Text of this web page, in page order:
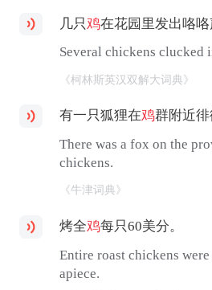
几只 鸡在花园里发出咯咯
Several chickens clucked
《柯林斯英汉双解大词典》
有一只狐狸在鸡群附近徘
There was a fox on the
chickens.
《牛津词典》
烤全鸡每只60美分。
Entire roast chickens
apiece.